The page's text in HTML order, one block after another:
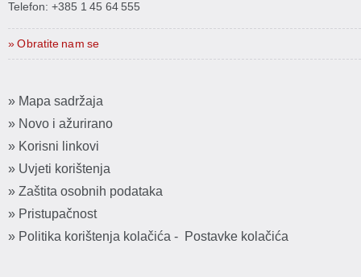
Telefon: +385 1 45 64 555
» Obratite nam se
» Mapa sadržaja
» Novo i ažurirano
» Korisni linkovi
» Uvjeti korištenja
» Zaštita osobnih podataka
» Pristupačnost
» Politika korištenja kolačića - Postavke kolačića